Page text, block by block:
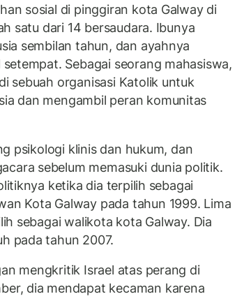
sosial di pinggiran kota Galway di
satu dari 14 bersaudara. Ibunya
sembilan tahun, dan ayahnya
Sebagai seorang mahasiswa,
sebuah organisasi Katolik untuk
dan mengambil peran komunitas
psikologi klinis dan hukum, dan
sebelum memasuki dunia politik.
ketika dia terpilih sebagai
Kota Galway pada tahun 1999. Lima
sebagai walikota kota Galway. Dia
pada tahun 2007.
mengkritik Israel atas perang di
dia mendapat kecaman karena